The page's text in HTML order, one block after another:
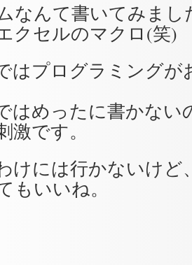
なんて書いてみまし
クセルのマクロ(笑)
はプログラミングが
はめったに書かない
激です。
けには行かないけど
もいいね。